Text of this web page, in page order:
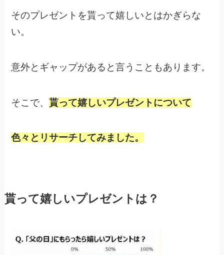
そのプレゼントを貰って嬉しいとはかぎらな
い。
意外とギャップがあると言うこともあります。
そこで、貰って嬉しいプレゼントについて
色々とリサーチしてみました。
貰って嬉しいプレゼントは？